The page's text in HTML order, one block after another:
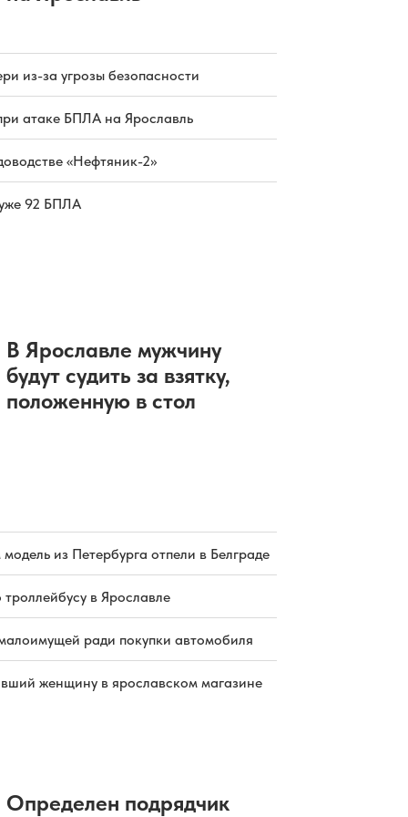
представил новый тренерский
штаб: кто туда попал
Уралсиб вырос на 23%
В Ярославле появилась новая
городская улица
05.08.2026 17:01
из-за угрозы безопасности
атаке БПЛА на Ярославль
«Нефтяник-2»
92 БПЛА
В Ярославле мужчину
будут судить за взятку,
положенную в стол
из Петербурга отпели в Белграде
троллейбусу в Ярославле
ради покупки автомобиля
женщину в ярославском магазине
Определен подрядчик